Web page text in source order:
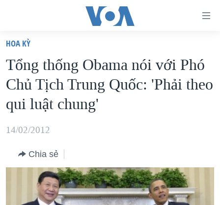
truy
cập
Tới
nội
dung
chính
VIỆT NAM
HOA KỲ
BIỂN ĐÔNG
THẾ GIỚI
DIỄN ĐÀN
TỰ DO BÁO CHÍ
CHUYÊN ĐỀ
HOA KỲ
Tổng thống Obama nói với Phó
Chủ Tịch Trung Quốc: 'Phải theo
qui luật chung'
14/02/2012
Chia sẻ